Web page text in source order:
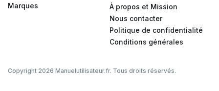
Marques
À propos et Mission
Nous contacter
Politique de confidentialité
Conditions générales
Copyright 2026 Manuelutilisateur.fr. Tous droits réservés.